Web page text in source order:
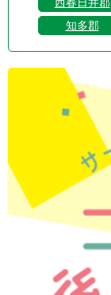
西春日井郡
知多郡